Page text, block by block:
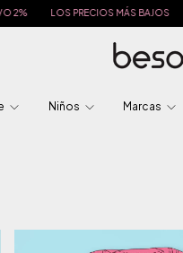
2% LOS PRECIOS MÁS BAJOS
Niños Marcas